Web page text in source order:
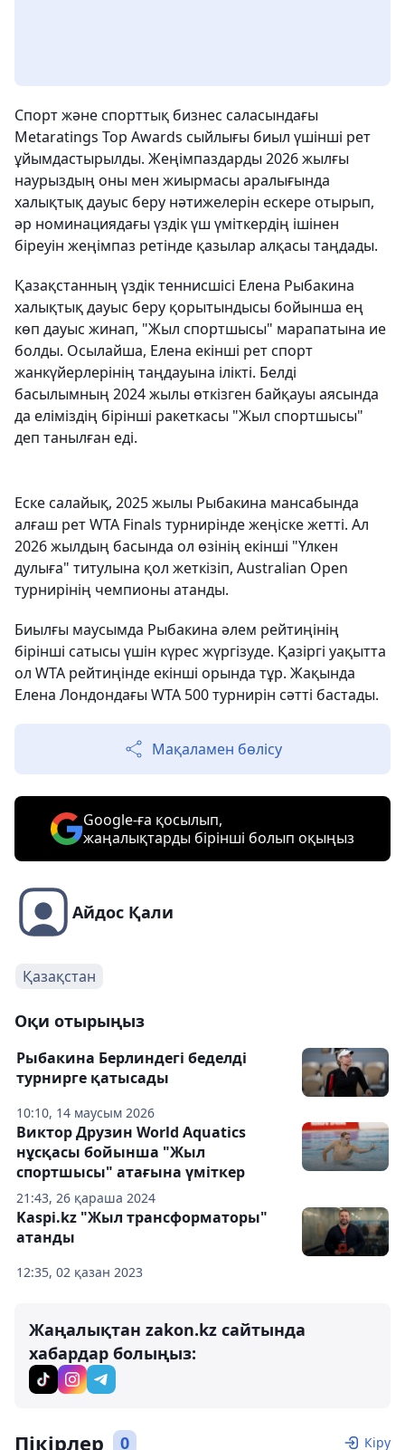
Спорт және спорттық бизнес саласындағы
Metaratings Top Awards сыйлығы биыл үшінші рет
ұйымдастырылды. Жеңімпаздарды 2026 жылғы
наурыздың оны мен жиырмасы аралығында
халықтық дауыс беру нәтижелерін ескере отырып,
әр номинациядағы үздік үш үміткердің ішінен
біреуін жеңімпаз ретінде қазылар алқасы таңдады.
Қазақстанның үздік теннисшісі Елена Рыбакина
халықтық дауыс беру қорытындысы бойынша ең
көп дауыс жинап, "Жыл спортшысы" марапатына ие
болды. Осылайша, Елена екінші рет спорт
жанкүйерлерінің таңдауына ілікті. Белді
басылымның 2024 жылы өткізген байқауы аясында
да еліміздің бірінші ракеткасы "Жыл спортшысы"
деп танылған еді.
Еске салайық, 2025 жылы Рыбакина мансабында
алғаш рет WTA Finals турнирінде жеңіске жетті. Ал
2026 жылдың басында ол өзінің екінші "Үлкен
дулыға" титулына қол жеткізіп, Australian Open
турнирінің чемпионы атанды.
Биылғы маусымда Рыбакина әлем рейтиңінің
бірінші сатысы үшін күрес жүргізуде. Қазіргі уақытта
ол WTA рейтиңінде екінші орында тұр. Жақында
Елена Лондондағы WTA 500 турнирін сәтті бастады.
Мақаламен бөлісу
Google-ға қосылып,
жаңалықтарды бірінші болып оқыңыз
Айдос Қали
Қазақстан
Оқи отырыңыз
10:10, 14 маусым 2026
Рыбакина Берлиндегі беделді
турнирге қатысады
21:43, 26 қараша 2024
Виктор Друзин World Aquatics
нұсқасы бойынша "Жыл
спортшысы" атағына үміткер
12:35, 02 қазан 2023
Kaspi.kz "Жыл трансформаторы"
атанды
Жаңалықтан zakon.kz сайтында
хабардар болыңыз:
Пікірлер 0 Кіру